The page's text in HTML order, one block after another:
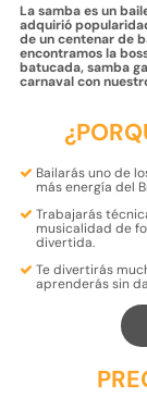
La samba es un
adquirió
de un centenar de
encontramos la
batucada, samba
carnaval con
Bailarás uno de
más energía del
Trabajarás
musicalidad de
divertida.
Tedivertirás
aprenderássin